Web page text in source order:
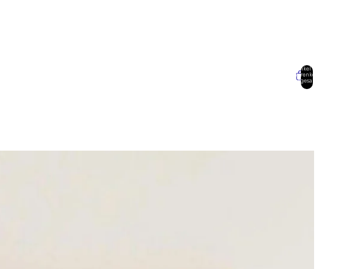
Artikel im
Warenkorb
insgesamt: